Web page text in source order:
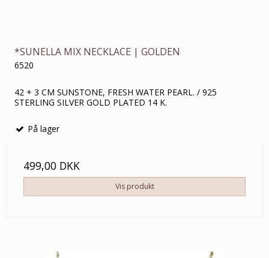
*SUNELLA MIX NECKLACE | GOLDEN
6520
42 + 3 CM SUNSTONE, FRESH WATER PEARL. / 925
STERLING SILVER GOLD PLATED 14 K.
På lager
499,00 DKK
Vis produkt